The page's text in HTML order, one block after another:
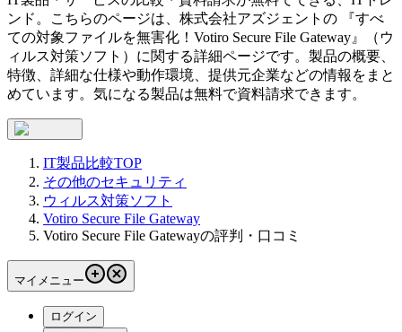
ンド。こちらのページは、 株式会社アズジェント の 『すべ
ての対象ファイルを無害化！ Votiro Secure File Gateway 』（ ウ
ィルス対策ソフト ）に関する詳細ページです。製品の概要、
特徴、詳細な仕様や動作環境、提供元企業などの情報をまと
めています。気になる製品は無料で資料請求できます。
IT製品比較TOP
その他のセキュリティ
ウィルス対策ソフト
Votiro Secure File Gateway
Votiro Secure File Gatewayの評判・口コミ
マイメニュー
ログイン